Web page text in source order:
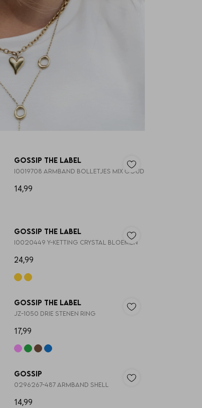
Gossip the Label
I0019708 ARMBAND BOLLETJES MIX GOUD
14,99
Gossip the Label
I0020449 Y-KETTING CRYSTAL BLOEMEN
24,99
Gossip the Label
JZ-1050 DRIE STENEN RING
17,99
Gossip
0296267-487 ARMBAND SHELL
14,99